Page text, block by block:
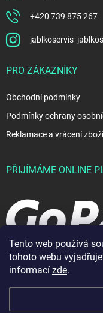
Tento web používá
tohoto webu
informací zde.
+420 739 875 267
PRO ZÁKAZNÍKY
Obchodní podmínky
Podmínky ochrany
Reklamace a vrácení zboží
PŘIJÍMÁME ONLINE